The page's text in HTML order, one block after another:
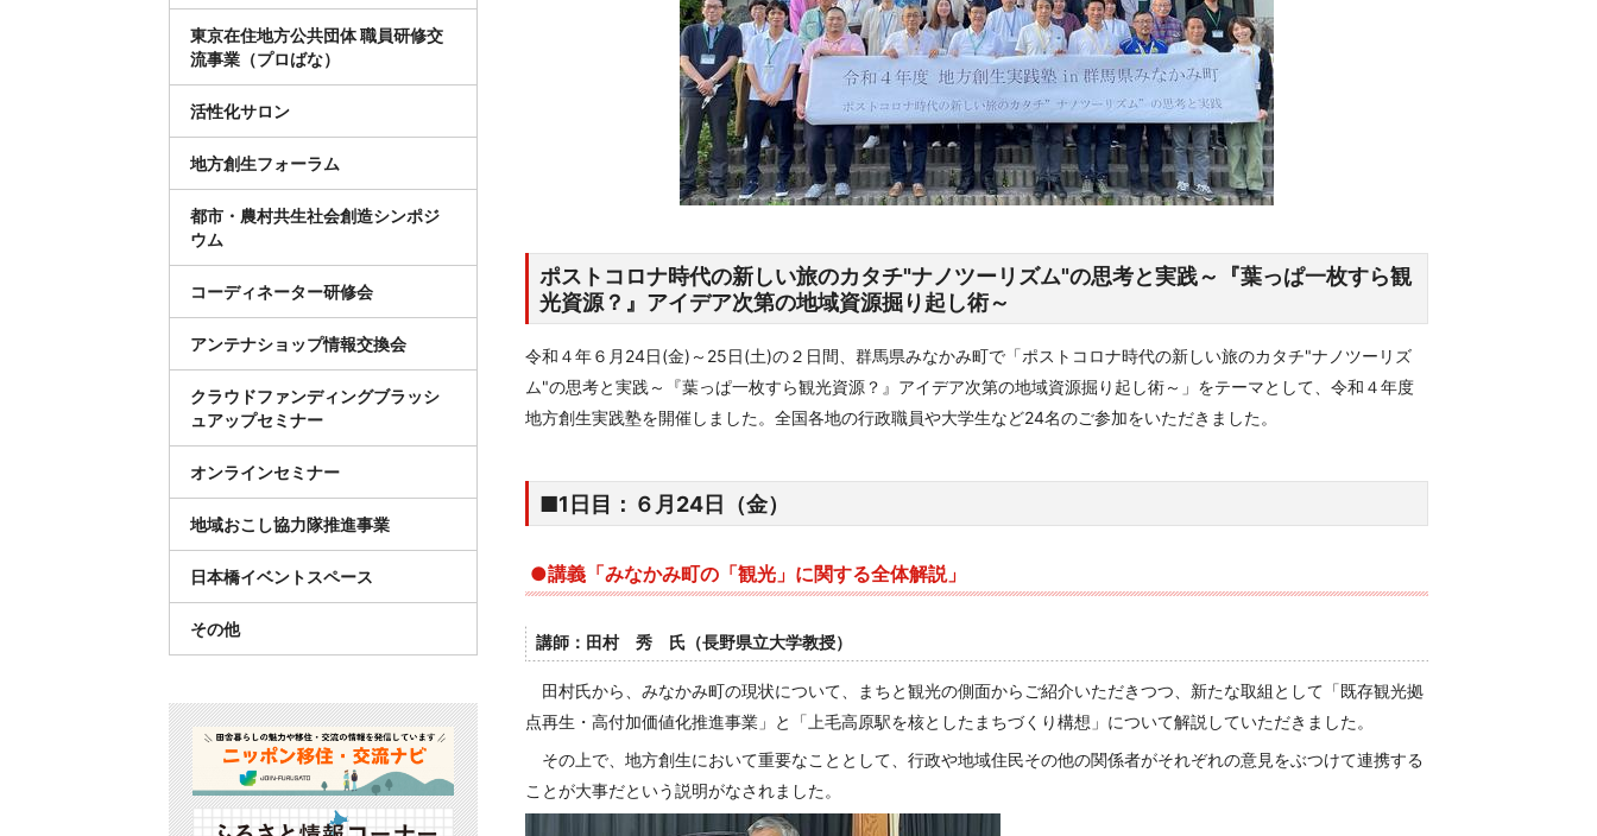
ポストコロナ時代の新しい旅のカタチ"ナノツーリズム"の思考と実践～『葉っぱ一枚すら観
光資源？』アイデア次第の地域資源掘り起し術～
令和４年６月24日(金)～25日(土)の２日間、群馬県みなかみ町で「ポストコロナ時代の新しい旅のカタチ"ナノツーリズ
ム"の思考と実践～『葉っぱ一枚すら観光資源？』アイデア次第の地域資源掘り起し術～」をテーマとして、令和４年度
地方創生実践塾を開催しました。全国各地の行政職員や大学生など24名のご参加をいただきました。
■1日目：６月24日（金）
●講義「みなかみ町の「観光」に関する全体解説」
講師：田村 秀 氏（長野県立大学教授）
田村氏から、みなかみ町の現状について、まちと観光の側面からご紹介いただきつつ、新たな取組として「既存観光拠
点再生・高付加価値化推進事業」と「上毛高原駅を核としたまちづくり構想」について解説していただきました。
その上で、地方創生において重要なこととして、行政や地域住民その他の関係者がそれぞれの意見をぶつけて連携する
ことが大事だという説明がなされました。
東京在住地方公共団体 職員研修交
流事業（プロばな）
活性化サロン
地方創生フォーラム
都市・農村共生社会創造シンポジ
ウム
コーディネーター研修会
アンテナショップ情報交換会
クラウドファンディングブラッシ
ュアップセミナー
オンラインセミナー
地域おこし協力隊推進事業
日本橋イベントスペース
その他